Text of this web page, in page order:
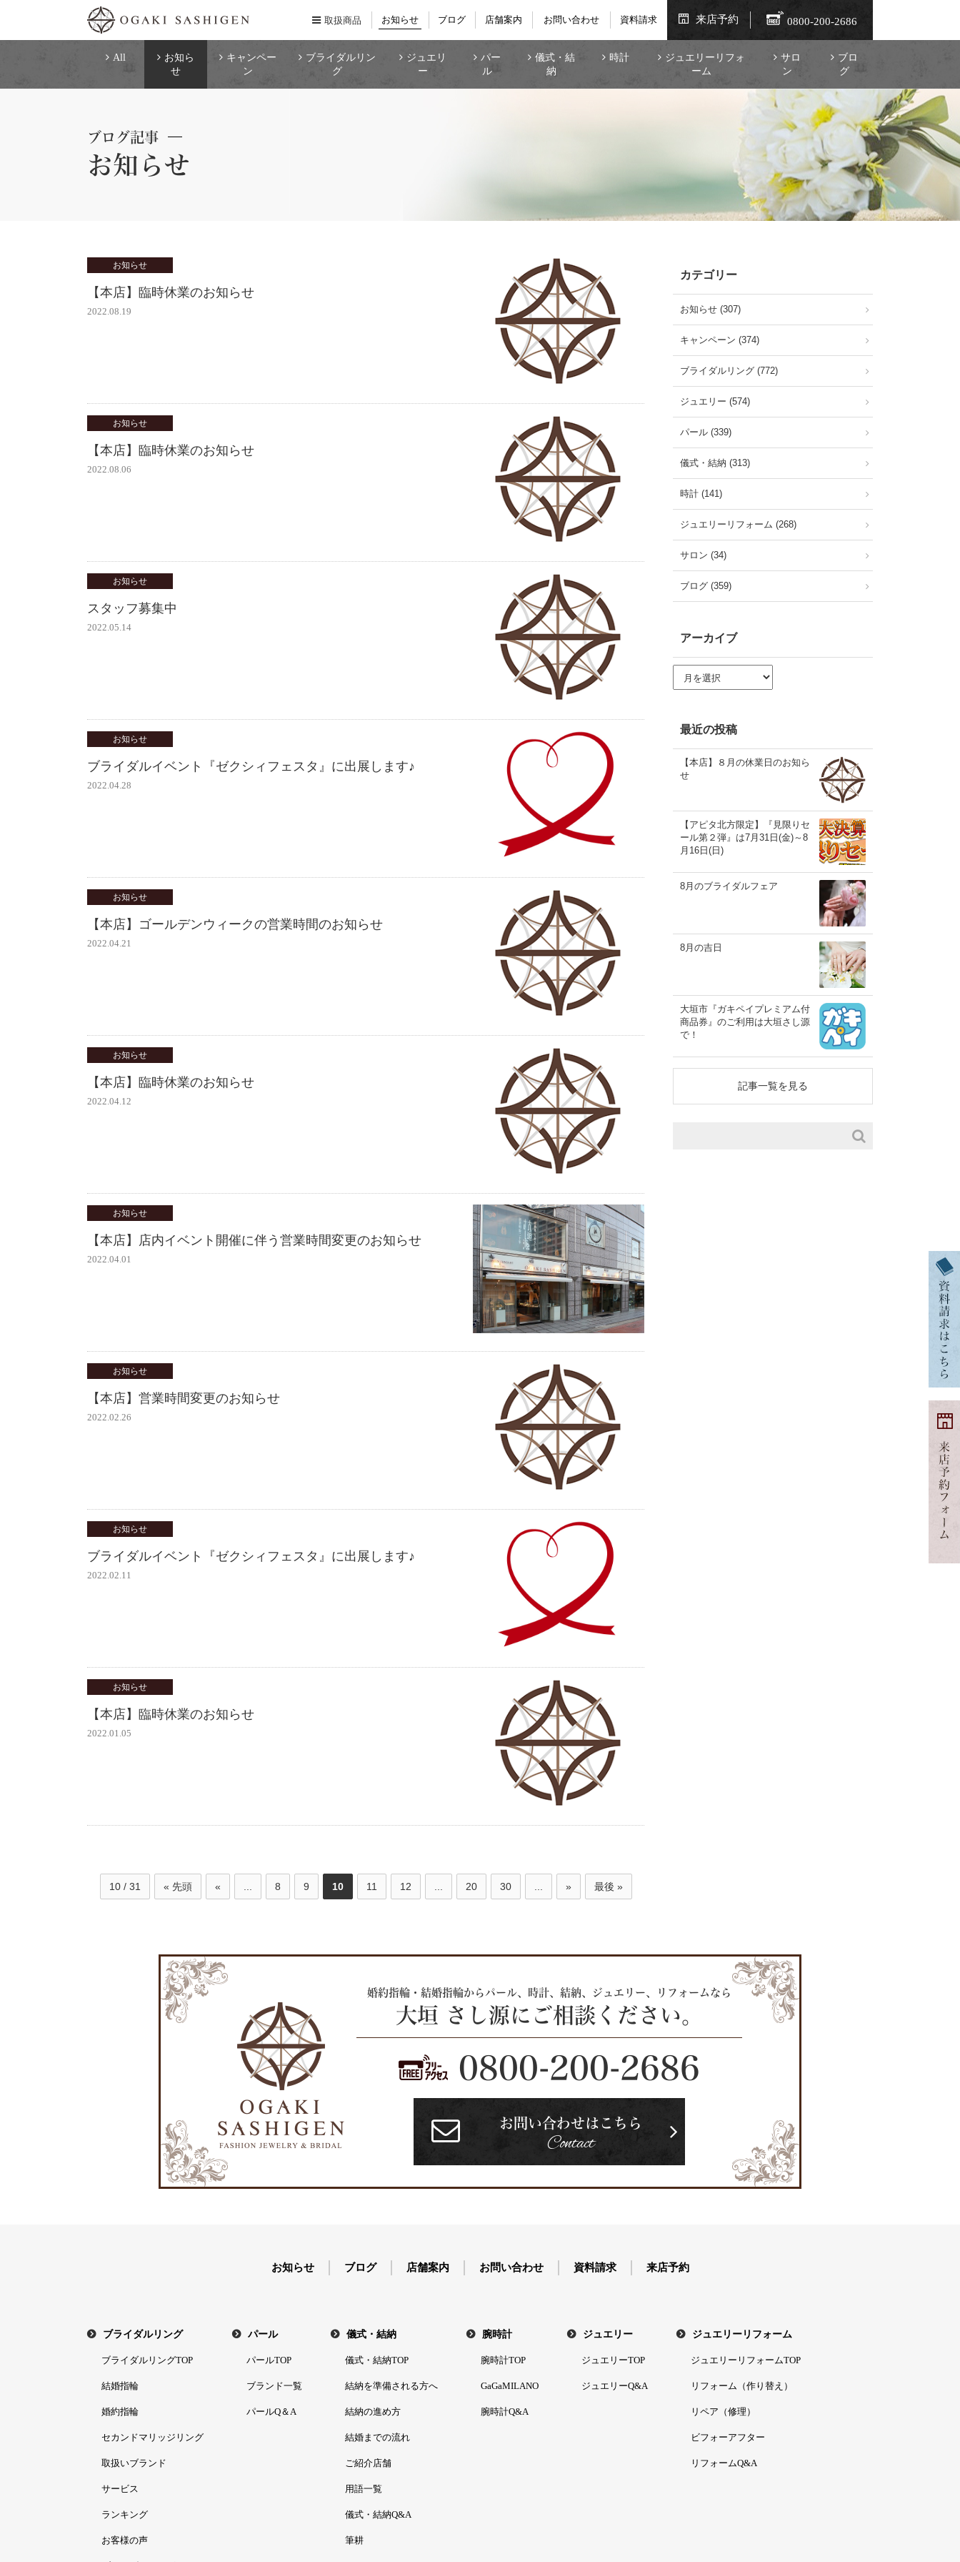
取扱商品 お知らせ ブログ 店舗案内 お問い合わせ 資料請求 来店予約 0800-200-2686
All
お知ら
せ
キャンペー
ン
ブライダルリン
グ
ジュエリ
ー
パー
ル
儀式・結
納
時計
ジュエリーリフォ
ーム
サロ
ン
ブロ
グ
ブログ記事
お知らせ
お知らせ
【本店】臨時休業のお知らせ
2022.08.19
お知らせ
【本店】臨時休業のお知らせ
2022.08.06
お知らせ
スタッフ募集中
2022.05.14
お知らせ
ブライダルイベント『ゼクシィフェスタ』に出展します♪
2022.04.28
お知らせ
【本店】ゴールデンウィークの営業時間のお知らせ
2022.04.21
お知らせ
【本店】臨時休業のお知らせ
2022.04.12
お知らせ
【本店】店内イベント開催に伴う営業時間変更のお知らせ
2022.04.01
お知らせ
【本店】営業時間変更のお知らせ
2022.02.26
お知らせ
ブライダルイベント『ゼクシィフェスタ』に出展します♪
2022.02.11
お知らせ
【本店】臨時休業のお知らせ
2022.01.05
10 / 31 « 先頭 « 8 9 10 11 12 20 30 » 最後 »
カテゴリー
お知らせ (307)
キャンペーン (374)
ブライダルリング (772)
ジュエリー (574)
パール (339)
儀式・結納 (313)
時計 (141)
ジュエリーリフォーム (268)
サロン (34)
ブログ (359)
アーカイブ
ー
ブ
最近の投稿
【本店】８月の休業日のお知ら
せ
【アピタ北方限定】『見限りセ
ール第２弾』は7月31日(金)～8
月16日(日)
8月のブライダルフェア
8月の吉日
大垣市『ガキペイプレミアム付
商品券』のご利用は大垣さし源
で！
記事一覧を見る
婚約指輪・結婚指輪からパール、時計、 結納、ジュエリー、リフォームなら
大垣 さし源にご相談ください。
0800-200-2686
お問い合わせはこちら
Contact
お知らせ ブログ 店舗案内 お問い合わせ 資料請求 来店予約
ブライダルリング
ブライダルリングTOP
結婚指輪
婚約指輪
セカンドマリッジリング
取扱いブランド
サービス
ランキング
お客様の声
パール
パールTOP
ブランド一覧
パールQ＆A
儀式・結納
儀式・結納TOP
結納を準備される方へ
結納の進め方
結婚までの流れ
ご紹介店舗
用語一覧
儀式・結納Q&A
筆耕
腕時計
腕時計TOP
GaGaMILANO
腕時計Q&A
ジュエリー
ジュエリーTOP
ジュエリーQ&A
ジュエリーリフォーム
ジュエリーリフォームTOP
リフォーム（作り替え）
リペア（修理）
ビフォーアフター
リフォームQ&A